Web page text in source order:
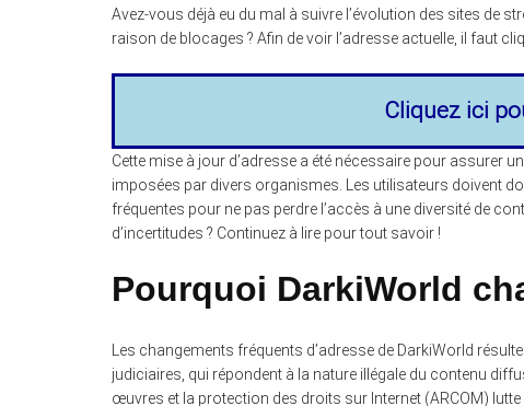
Avez-vous déjà eu du mal à suivre l’évolution des sites de
raison de blocages ? Afin de voir l’adresse actuelle, il faut
Cliquez ici
Cette mise à jour d’adresse a été nécessaire pour assurer
imposées par divers organismes. Les utilisateurs doivent
fréquentes pour ne pas perdre l’accès à une diversité de
d’incertitudes ? Continuez à lire pour tout savoir !
Pourquoi DarkiWorld
Les changements fréquents d’adresse de DarkiWorld
judiciaires, qui répondent à la nature illégale du contenu
œuvres et la protection des droits sur Internet (ARCOM)